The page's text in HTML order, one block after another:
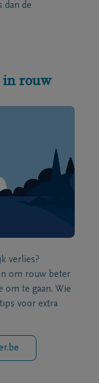
dan de
in rouw
verlies?
om rouw beter
om te gaan. Wie
voor extra